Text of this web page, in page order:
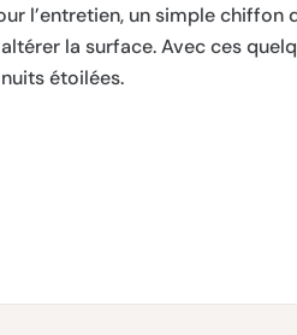
l’entretien, un simple chiffon
la surface. Avec ces
étoilées.